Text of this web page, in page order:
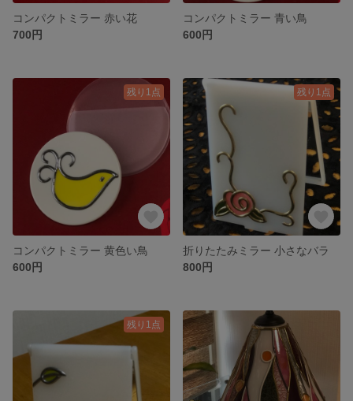
コンパクトミラー 赤い花
700円
コンパクトミラー 青い鳥
600円
残り1点
コンパクトミラー 黄色い鳥
600円
残り1点
折りたたみミラー 小さなバラ
800円
残り1点